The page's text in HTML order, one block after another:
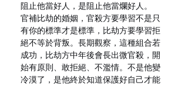
阻止他當好人，是阻止他當爛好人。
官補比劫的婚姻，官殺方要學習不是只
有你的標準才是標準，比劫方要學習拒
絕不等於背叛。長期觀察，這種組合若
成功，比劫方中年後會長出微官殺，開
始有原則、敢拒絕、不濫情。不是他變
冷漠了，是他終於知道保護好自己才能